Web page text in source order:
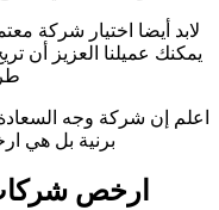
لابد أيضا اختيار شركة
يمكنك عميلنا العزيز أن
اعلم إن شركة وجه
برنية بل هي
ارخص